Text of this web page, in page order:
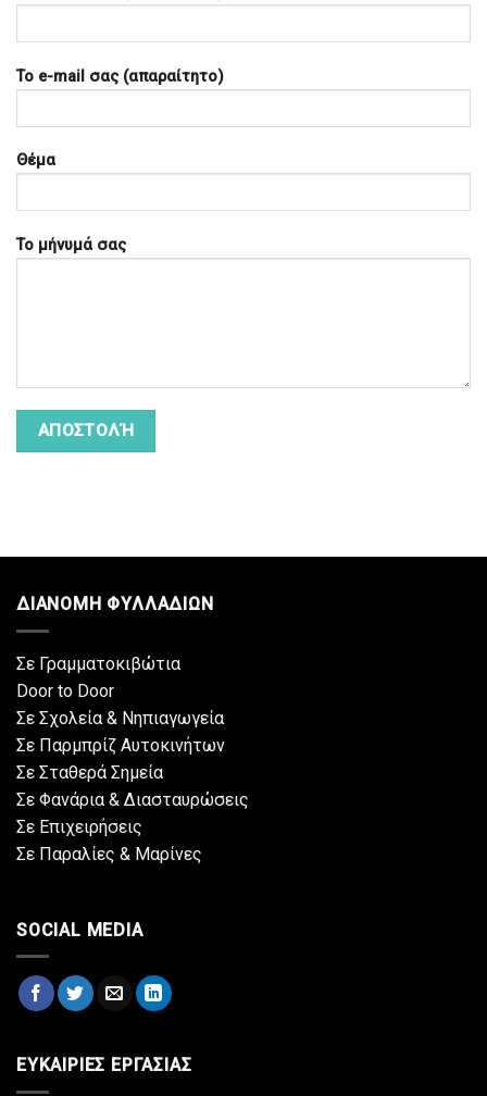
Το e-mail σας (απαραίτητο)
Θέμα
Το μήνυμά σας
ΔΙΑΝΟΜΗ ΦΥΛΛΑΔΙΩΝ
Σε Γραμματοκιβώτια
Door to Door
Σε Σχολεία & Νηπιαγωγεία
Σε Παρμπρίζ Αυτοκινήτων
Σε Σταθερά Σημεία
Σε Φανάρια & Διασταυρώσεις
Σε Επιχειρήσεις
Σε Παραλίες & Μαρίνες
SOCIAL MEDIA
ΕΥΚΑΙΡΙΕΣ ΕΡΓΑΣΙΑΣ